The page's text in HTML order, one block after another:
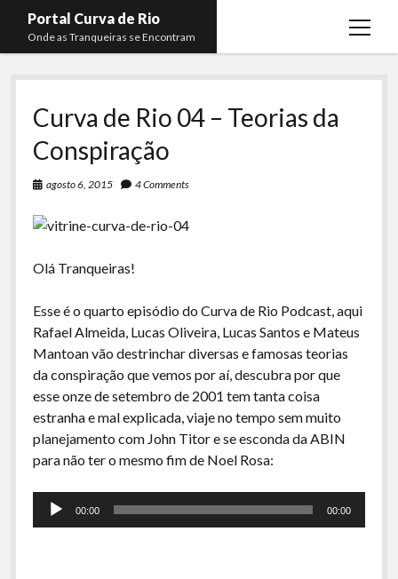
Portal Curva de Rio
Onde as Tranqueiras se Encontram
open
Podcasts open
Curva de Rio
Curva Belas Artes
Curva Classics
Boca do Lixo
Rachão na Beira do RIo
Arquivo CDR
Papo Tranqueira
A Ripa É a Lei
Especiais
Preliminares
Membros open
Almir Ribeiro
Felype Silva
Mateus Mantoan
Rafael Almeida
twitterfacebookinstagram
youtube
rss
Curva de Rio 04 – Teorias da
Conspiração
agosto 6, 2015 4 Comments
Olá Tranqueiras!
Esse é o quarto episódio do Curva de Rio Podcast, aqui
Rafael Almeida, Lucas Oliveira, Lucas Santos e Mateus
Mantoan vão destrinchar diversas e famosas teorias
da conspiração que vemos por aí, descubra por que
esse onze de setembro de 2001 tem tanta coisa
estranha e mal explicada, viaje no tempo sem muito
planejamento com John Titor e se esconda da ABIN
para não ter o mesmo fim de Noel Rosa:
Tocador
00:00 00:00